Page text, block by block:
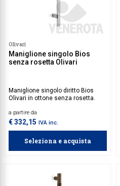
Olivari
Maniglione singolo Bios
senza rosetta Olivari
Maniglione singolo diritto Bios
Olivari in ottone senza rosetta.
a partire da
€ 332,15 IVA inc.
Seleziona e acquista